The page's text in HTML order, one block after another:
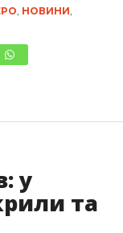
НОВИНИ
у
та